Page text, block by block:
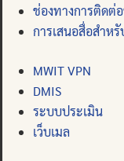
ช่องทางการติดต่
การเสนอสื่อสำห
MWIT VPN
DMIS
ระบบประเมิน
เว็บเมล